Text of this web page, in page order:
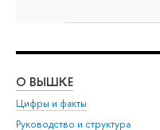
О ВЫШКЕ
Цифры и факты
Руководство и структура